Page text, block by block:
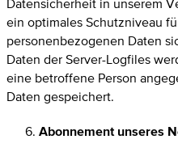
ein optimales Schutzniveau
personenbezogenen Daten
Daten der Server-Logfiles
eine betroffene Person
Daten gespeichert.
Abonnement unseres